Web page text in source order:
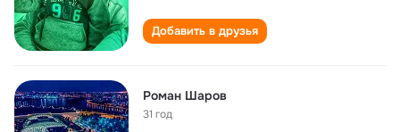
Добавить в друзья
Роман Шаров
31 год